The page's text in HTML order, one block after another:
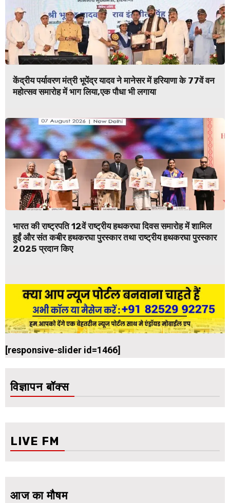
केंद्रीय पर्यावरण मंत्री भूपेंद्र यादव ने मानेसर में हरियाणा के 77वें वन
महोत्सव समारोह में भाग लिया,एक पौधा भी लगाया
भारत की राष्ट्रपति 12वें राष्ट्रीय हथकरघा दिवस समारोह में शामिल
हुईं और संत कबीर हथकरघा पुरस्कार तथा राष्ट्रीय हथकरघा पुरस्कार
2025 प्रदान किए
[responsive-slider id=1466]
विज्ञापन बॉक्स
LIVE FM
आज का मौषम